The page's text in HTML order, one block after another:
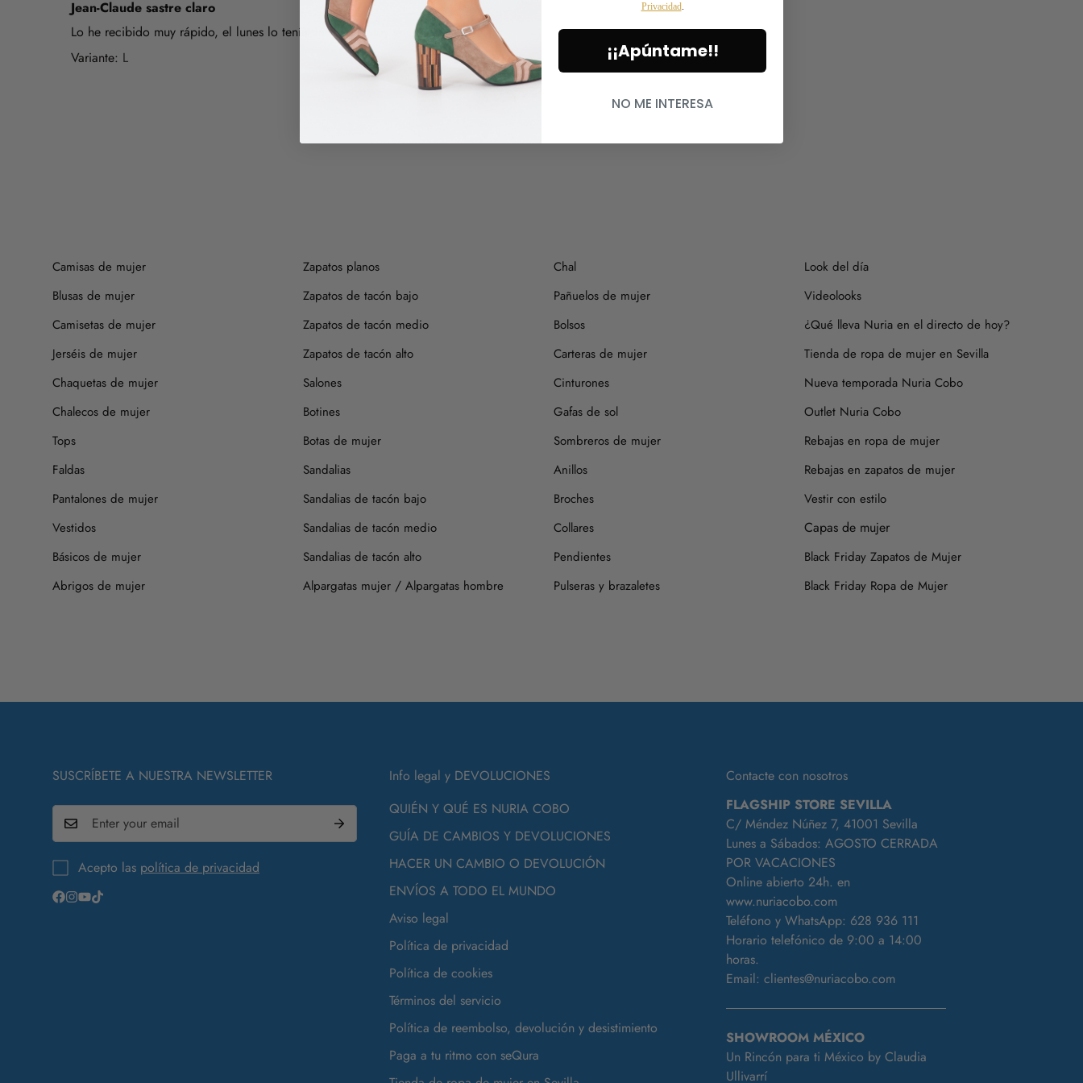
Si tienes alguna duda, puedes consultarnos.
Jean-Claude sastre claro
Lo he recibido muy rápido, el lunes lo tenía en casa. Estoy encantada con ellos.
L
Camisas de mujer
Blusas de mujer
Camisetas de mujer
Jerséis de mujer
Chaquetas de mujer
Chalecos de mujer
Tops
Faldas
Pantalones de mujer
Vestidos
Básicos de mujer
Abrigos de mujer
Zapatos planos
Zapatos de tacón bajo
Zapatos de tacón medio
Zapatos de tacón alto
Salones
Botines
Botas de mujer
Sandalias
Sandalias de tacón bajo
Sandalias de tacón medio
Sandalias de tacón alto
Alpargatas mujer / Alpargatas hombre
Chal
Pañuelos de mujer
Bolsos
Carteras de mujer
Cinturones
Gafas de sol
Sombreros de mujer
Anillos
Broches
Collares
Pendientes
Pulseras y brazaletes
Look del día
Videolooks
¿Qué lleva Nuria en el directo de hoy?
Tienda de ropa de mujer en Sevilla
Nueva temporada Nuria Cobo
Outlet Nuria Cobo
Rebajas en ropa de mujer
Rebajas en zapatos de mujer
Vestir con estilo
Capas de mujer
Black Friday Zapatos de Mujer
Black Friday Ropa de Mujer
SUSCRÍBETE A NUESTRA NEWSLETTER
Acepto las política de privacidad
Info legal y DEVOLUCIONES
QUIÉN Y QUÉ ES NURIA COBO
GUÍA DE CAMBIOS Y DEVOLUCIONES
HACER UN CAMBIO O DEVOLUCIÓN
ENVÍOS A TODO EL MUNDO
Aviso legal
Política de privacidad
Política de cookies
Términos del servicio
Política de reembolso, devolución y desistimiento
Paga a tu ritmo con seQura
Contacte con nosotros
FLAGSHIP STORE SEVILLA
C/ Méndez Núñez 7, 41001 Sevilla
Lunes a Sábados: AGOSTO CERRADA
POR VACACIONES
Online abierto 24h. en
www.nuriacobo.com
Teléfono y WhatsApp: 628 936 111
Horario telefónico de 9:00 a 14:00
horas.
Email: clientes@nuriacobo.com
SHOWROOM MÉXICO
Un Rincón para ti México by Claudia
Ullivarrí
Privacidad.
¡¡Apúntame!!
NO ME INTERESA